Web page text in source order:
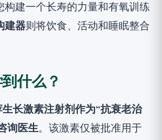
构建一个长寿的力量和有氧训练
建器则将饮食、活动和睡眠整合
什么？
长激素注射剂作为“抗衰老治
询医生。该激素仅被批准用于